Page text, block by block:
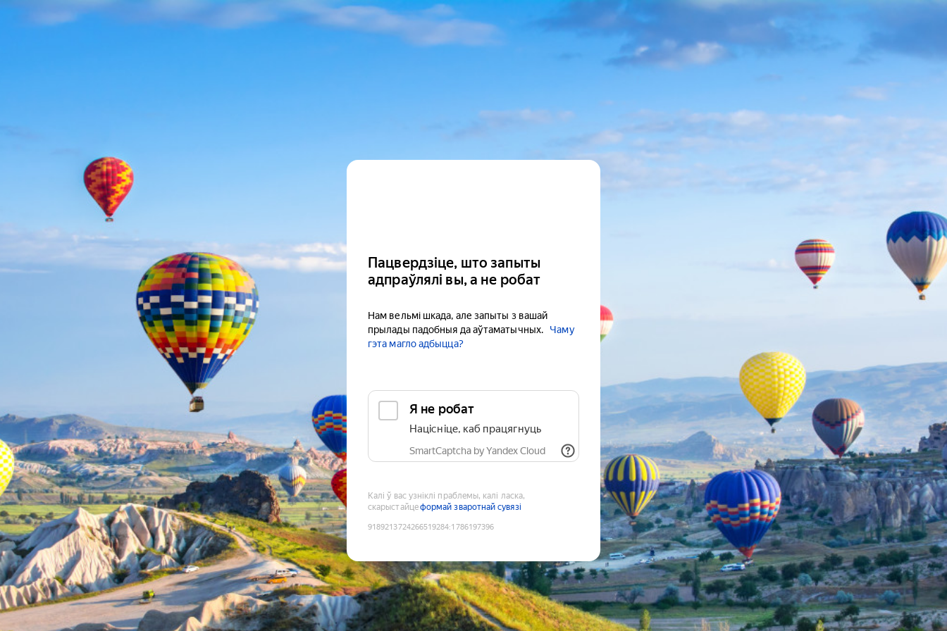
Пацвердзіце, што запыты
адпраўлялі вы, а не робат
Нам вельмі шкада, але запыты з вашай
прылады падобныя да аўтаматычных.
Чаму
гэта магло адбыцца?
Я не робат
Націсніце, каб працягнуць
SmartCaptcha by Yandex Cloud
Калі ў вас узніклі праблемы, калі ласка,
скарыстайцеформай зваротнай сувязі
9189213724266519284:1786197396